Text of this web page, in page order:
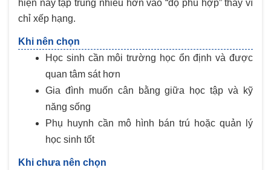
hiện nay tập trung nhiều hơn vào “độ phù hợp” thay vì
chỉ xếp hạng.
Khi nên chọn
Học sinh cần môi trường học ổn định và được
quan tâm sát hơn
Gia đình muốn cân bằng giữa học tập và kỹ
năng sống
Phụ huynh cần mô hình bán trú hoặc quản lý
học sinh tốt
Khi chưa nên chọn